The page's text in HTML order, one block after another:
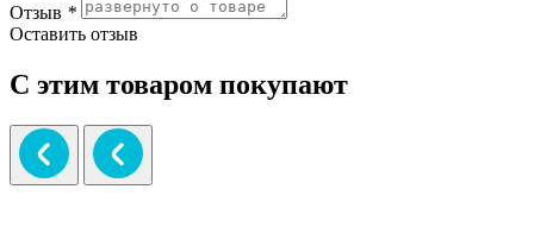
Отзыв *
Оставить отзыв
С этим товаром покупают